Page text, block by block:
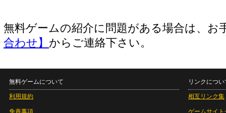
無料ゲームの紹介に問題がある場合は、お
合わせ】 からご連絡下さい。
無料ゲームについて
利用規約
免責事項
リンクについ
相互リンク集
ゲームサイト